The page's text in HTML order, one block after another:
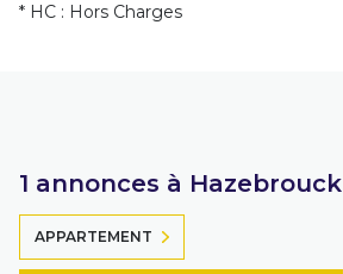
* HC : Hors Charges
1 annonces à Hazebrouck
APPARTEMENT